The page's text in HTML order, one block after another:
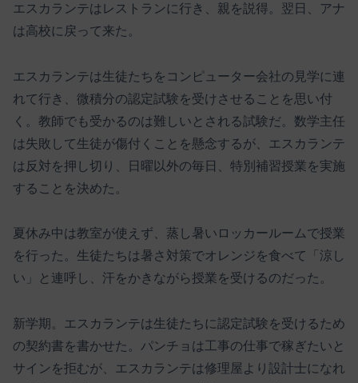
エスカランテはレストランに行き、親を説得。翌日、アナ
は高校に戻って来た。
エスカランテは生徒たちをコンピューター会社の見学に連
れて行き、微積分の認定試験を受けさせることを思い付
く。教師でも受かるのは難しいとされる試験だ。数学主任
は失敗して生徒が傷付くことを懸念するが、エスカランテ
は反対を押し切り、日曜以外の毎日、特別補習授業を実施
することを決めた。
夏休み中は教室が使えず、蒸し暑いロッカールームで授業
を行った。生徒たちは暑さ対策でオレンジを食べて「涼し
い」と連呼し、汗をかきながら授業を受けるのだった。
新学期。エスカランテは生徒たちに認定試験を受けるため
の契約書を書かせた。パンチョは工事の仕事で稼ぎたいと
サインを拒むが、エスカランテは修理屋より設計士になれ